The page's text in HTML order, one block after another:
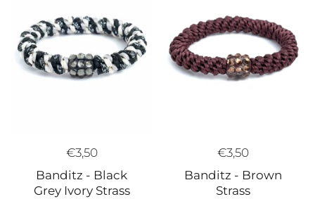
€3,50
Banditz - Black
Grey Ivory Strass
€3,50
Banditz - Brown
Strass